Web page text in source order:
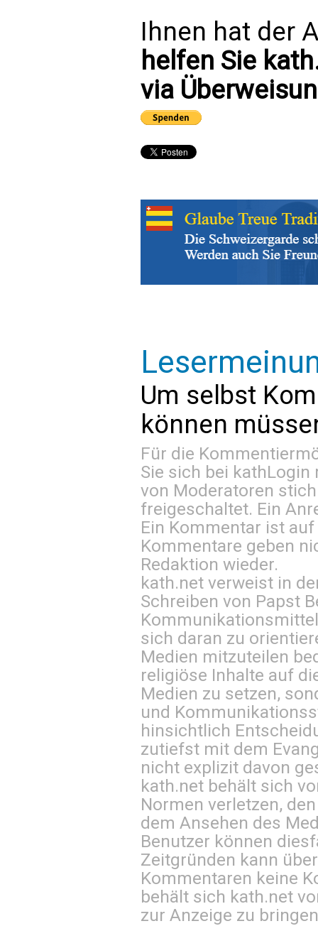
Ihnen hat der
helfen Sie
via
Um selbst
können
Für die
Sie sich bei kathLogin
von Moderatoren
freigeschaltet. Ein
Ein Kommentar ist
Kommentare geben
Redaktion wieder.
kath.net verweist in
Schreiben von Papst
sich daran zu
Medien mitzuteilen
religiöse Inhalte auf
Medien zu setzen,
und
hinsichtlich
zutiefst mit dem
nicht explizit davon
kath.net behält sich
Normen verletzen,
dem Ansehen des
Benutzer können
Zeitgründen kann
Kommentaren keine
behält sich kath.net
zur Anzeige zu